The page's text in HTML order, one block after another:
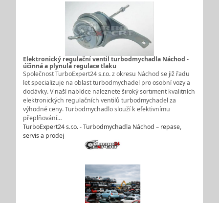
Elektronický regulační ventil turbodmychadla Náchod -
účinná a plynulá regulace tlaku
Společnost TurboExpert24 s.r.o. z okresu Náchod se již řadu
let specializuje na oblast turbodmychadel pro osobní vozy a
dodávky. V naší nabídce naleznete široký sortiment kvalitních
elektronických regulačních ventilů turbodmychadel za
výhodné ceny. Turbodmychadlo slouží k efektivnímu
přeplňování…
TurboExpert24 s.r.o. - Turbodmychadla Náchod – repase,
servis a prodej